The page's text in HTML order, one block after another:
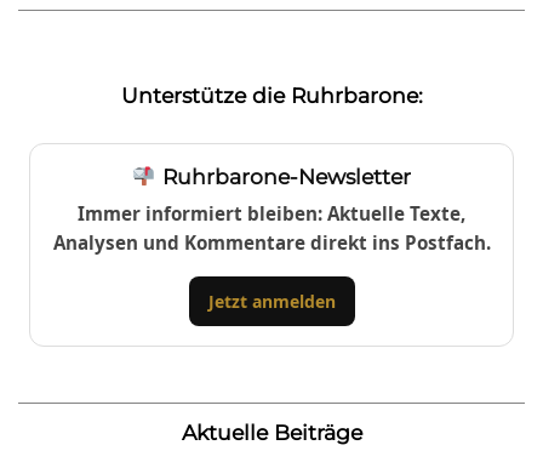
Unterstütze die Ruhrbarone:
Ruhrbarone-Newsletter
Immer informiert bleiben: Aktuelle Texte,
Analysen und Kommentare direkt ins Postfach.
Jetzt anmelden
Aktuelle Beiträge